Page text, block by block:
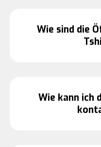
Wie sind die
Wie kann ich